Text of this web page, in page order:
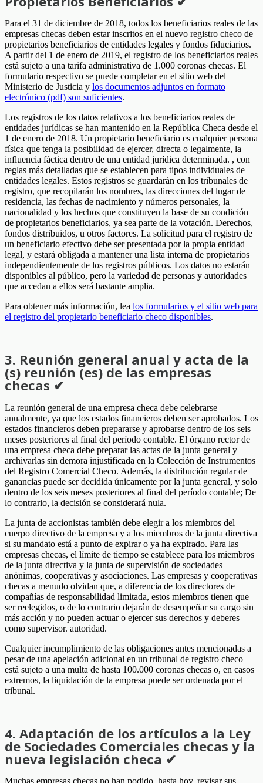
Para el 31 de diciembre de 2018, todos los beneficiarios reales de las
empresas checas deben estar inscritos en el nuevo registro checo de
propietarios beneficiarios de entidades legales y fondos fiduciarios.
A partir del 1 de enero de 2019, el registro de los beneficiarios reales
está sujeto a una tarifa administrativa de 1.000 coronas checas. El
formulario respectivo se puede completar en el sitio web del
Ministerio de Justicia y los documentos adjuntos en formato
electrónico (pdf) son suficientes.
Los registros de los datos relativos a los beneficiarios reales de
entidades jurídicas se han mantenido en la República Checa desde el
1 de enero de 2018. Un propietario beneficiario es cualquier persona
física que tenga la posibilidad de ejercer, directa o legalmente, la
influencia fáctica dentro de una entidad jurídica determinada. , con
reglas más detalladas que se establecen para tipos individuales de
entidades legales. Estos registros se guardarán en los tribunales de
registro, que recopilarán los nombres, las direcciones del lugar de
residencia, las fechas de nacimiento y números personales, la
nacionalidad y los hechos que constituyen la base de su condición
de propietarios beneficiarios, ya sea parte de la votación. Derechos,
fondos distribuidos, u otros factores. La solicitud para el registro de
un beneficiario efectivo debe ser presentada por la propia entidad
legal, y estará obligada a mantener una lista interna de propietarios
independientemente de los registros públicos. Los datos no estarán
disponibles al público, pero la variedad de personas y autoridades
que accedan a ellos será bastante amplia.
Para obtener más información, lea los formularios y el sitio web para
el registro del propietario beneficiario checo disponibles.
3. Reunión general anual y acta de la
(s) reunión (es) de las empresas
checas ✔
La reunión general de una empresa checa debe celebrarse
anualmente, ya que los estados financieros deben ser aprobados. Los
estados financieros deben prepararse y aprobarse dentro de los seis
meses posteriores al final del período contable. El órgano rector de
una empresa checa debe preparar las actas de la junta general y
archivarlas sin demora injustificada en la Colección de Instrumentos
del Registro Comercial Checo. Además, la distribución regular de
ganancias puede ser decidida únicamente por la junta general, y solo
dentro de los seis meses posteriores al final del período contable; De
lo contrario, la decisión se considerará nula.
La junta de accionistas también debe elegir a los miembros del
cuerpo directivo de la empresa y a los miembros de la junta directiva
si su mandato está a punto de expirar o ya ha expirado. Para las
empresas checas, el límite de tiempo se establece para los miembros
de la junta directiva y la junta de supervisión de sociedades
anónimas, cooperativas y asociaciones. Las empresas y cooperativas
checas a menudo olvidan que, a diferencia de los directores de
compañías de responsabilidad limitada, estos miembros tienen que
ser reelegidos, o de lo contrario dejarán de desempeñar su cargo sin
más acción y no pueden actuar o ejercer sus derechos y deberes
como supervisor. autoridad.
Cualquier incumplimiento de las obligaciones antes mencionadas a
pesar de una apelación adicional en un tribunal de registro checo
está sujeto a una multa de hasta 100.000 coronas checas o, en casos
extremos, la liquidación de la empresa puede ser ordenada por el
tribunal.
4. Adaptación de los artículos a la Ley
de Sociedades Comerciales checas y la
nueva legislación checa ✔
Muchas empresas checas no han podido, hasta hoy, revisar sus